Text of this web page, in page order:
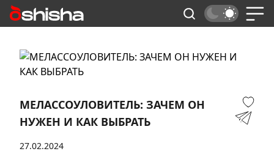
МЕЛАССОУЛОВИТЕЛЬ: ЗАЧЕМ ОН
НУЖЕН И КАК ВЫБРАТЬ
27.02.2024